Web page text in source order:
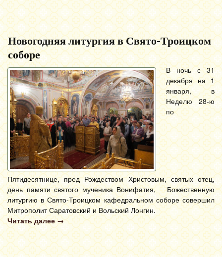
Новогодняя литургия в Свято-Троицком
соборе
В ночь с 31
декабря на 1
января, в
Неделю 28-ю
по
Пятидесятнице, пред Рождеством Христовым, святых отец,
день памяти святого мученика Вонифатия, Божественную
литургию в Свято-Троицком кафедральном соборе совершил
Митрополит Саратовский и Вольский Лонгин.
Читать далее →